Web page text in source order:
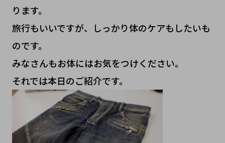
ります。
旅行もいいですが、しっかり体のケアもしたいも
のです。
みなさんもお体にはお気をつけください。
それでは本日のご紹介です。